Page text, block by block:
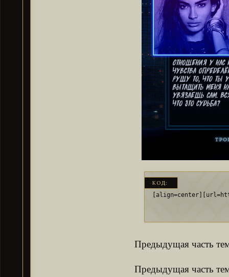
КОД:
Предыдущая часть
Предыдущая часть